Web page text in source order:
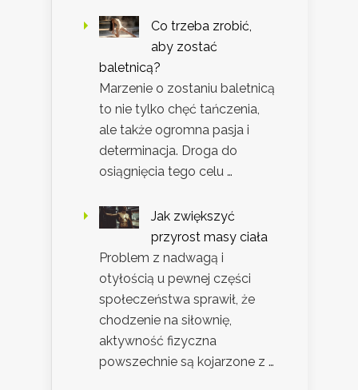
Co trzeba zrobić,
aby zostać
baletnicą?
Marzenie o zostaniu baletnicą
to nie tylko chęć tańczenia,
ale także ogromna pasja i
determinacja. Droga do
osiągnięcia tego celu …
Jak zwiększyć
przyrost masy ciała
Problem z nadwagą i
otyłością u pewnej części
społeczeństwa sprawił, że
chodzenie na siłownię,
aktywność fizyczna
powszechnie są kojarzone z …